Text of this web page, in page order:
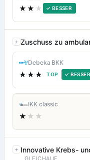
★★ ★ ✓ BESSER
Zuschuss zu
Debeka BKK
★★★ TOP ✓ BESSER
IKK classic
★ ★★
Innovative Krebs-